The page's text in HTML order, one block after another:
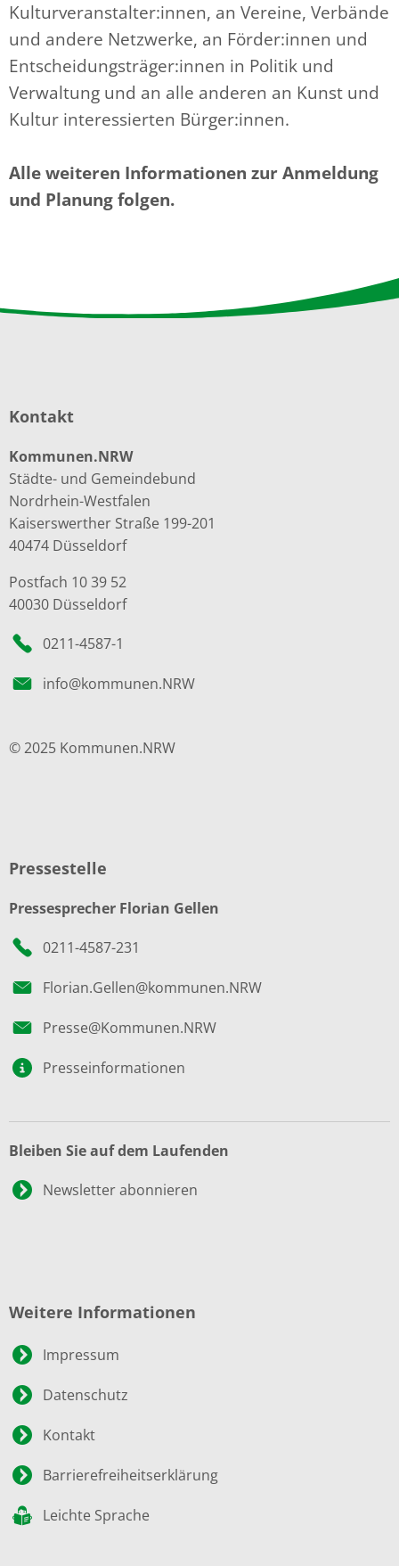
Kulturveranstalter:innen, an Vereine, Verbände
und andere Netzwerke, an Förder:innen und
Entscheidungsträger:innen in Politik und
Verwaltung und an alle anderen an Kunst und
Kultur interessierten Bürger:innen.
Alle weiteren Informationen zur Anmeldung
und Planung folgen.
Kontakt
Kommunen.NRW
Städte- und Gemeindebund
Nordrhein-Westfalen
Kaiserswerther Straße 199-201
40474 Düsseldorf
Postfach 10 39 52
40030 Düsseldorf
0211-4587-1
info@kommunen.NRW
© 2025 Kommunen.NRW
Pressestelle
Pressesprecher Florian Gellen
0211-4587-231
Florian.Gellen@kommunen.NRW
Presse@Kommunen.NRW
Presseinformationen
Bleiben Sie auf dem Laufenden
Newsletter abonnieren
Weitere Informationen
Impressum
Datenschutz
Kontakt
Barrierefreiheitserklärung
Leichte Sprache